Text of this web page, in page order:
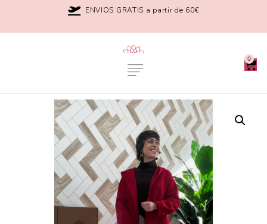
ENVIOS GRATIS a partir de 60€
0